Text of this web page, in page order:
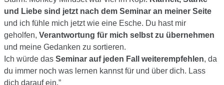
und Liebe sind jetzt nach dem Seminar an meiner Seite
und ich fühle mich jetzt wie eine Esche. Du hast mir
geholfen, Verantwortung für mich selbst zu übernehmen
und meine Gedanken zu sortieren.
Ich würde das Seminar auf jeden Fall weiterempfehlen, da
du immer noch was lernen kannst für und über dich. Lass
dich darauf ein.”